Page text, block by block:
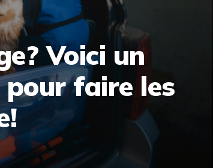
Voici un
faire les